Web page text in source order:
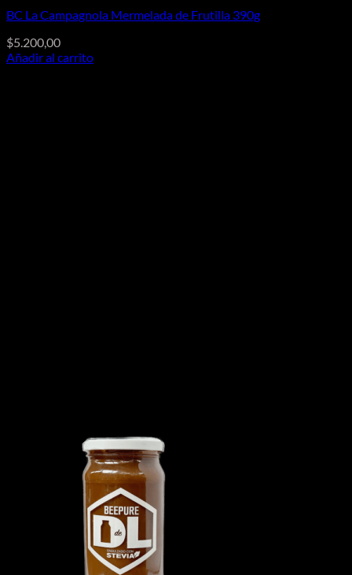
BC La Campagnola Mermelada de Frutilla 390g
$5.200,00
Añadir al carrito